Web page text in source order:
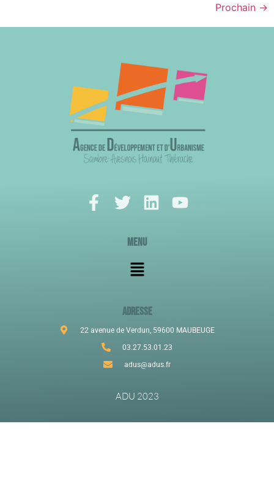
Prochain →
Menu
ADRESSE
22 avenue de Verdun, 59600 MAUBEUGE
03.27.53.01.23
adus@adus.fr
ADU 2023